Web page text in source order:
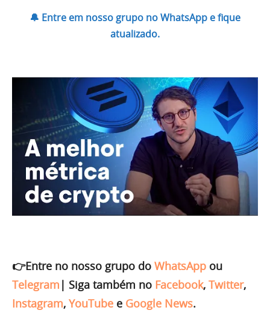
🔔 Entre em nosso grupo no WhatsApp e fique
atualizado.
👉Entre no nosso grupo do WhatsApp ou
Telegram | Siga também no Facebook, Twitter,
Instagram, YouTube e Google News.